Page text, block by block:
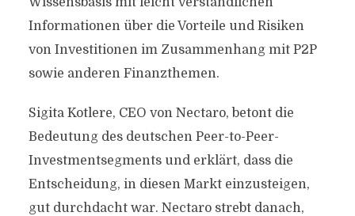
Informationen über die Vorteile und Risiken
von Investitionen im Zusammenhang mit P2P
sowie anderen Finanzthemen.
Sigita Kotlere, CEO von Nectaro, betont die
Bedeutung des deutschen Peer-to-Peer-
Investmentsegments und erklärt, dass die
Entscheidung, in diesen Markt einzusteigen,
gut durchdacht war. Nectaro strebt danach,